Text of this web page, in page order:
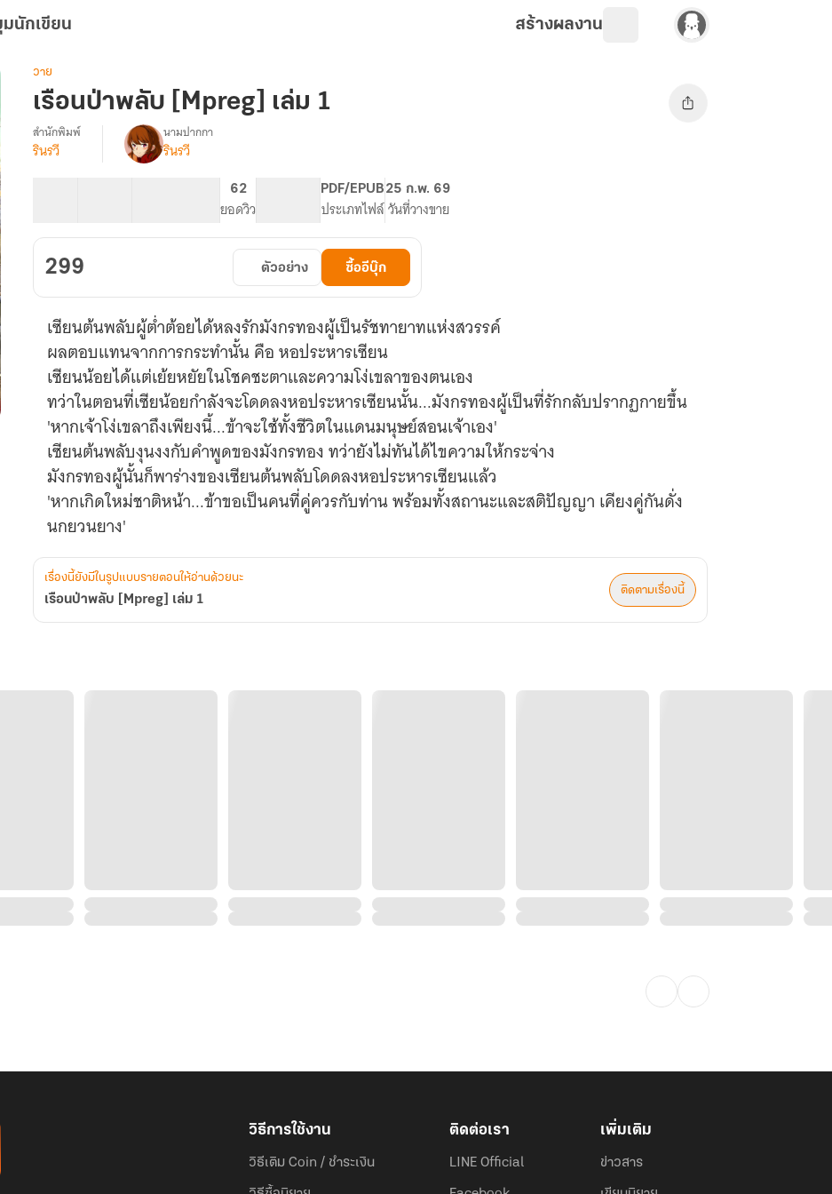
มนักเขียน สร้างผลงาน
วาย
เรือนป่าพลับ [Mpreg] เล่ม 1
เรื่อง
เล่ม
สำนักพิมพ์
รินรวี
นามปากกา
รินรวี
62
ยอดวิว
PDF/EPUB
ประเภทไฟล์
25 ก.พ. 69
วันที่วางขาย
299 ตัวอย่าง ซื้ออีบุ๊ก
เซียนต้นพลับผู้ต่ำต้อยได้หลงรักมังกรทองผู้เป็นรัชทายาทแห่งสวรรค์
ผลตอบแทนจากการกระทำนั้น คือ หอประหารเซียน
เซียนน้อยได้แต่เย้ยหยัยในโชคชะตาและความโง่เขลาของตนเอง
ทว่าในตอนที่เซียน้อยกำลังจะโดดลงหอประหารเซียนนั้น...มังกรทองผู้เป็นที่รักกลับปรากฏกายขึ้น
'หากเจ้าโง่เขลาถึงเพียงนี้...ข้าจะใช้ทั้งชีวิตในแดนมนุษย์สอนเจ้าเอง'
เซียนต้นพลับงุนงงกับคำพูดของมังกรทอง ทว่ายังไม่ทันได้ไขความให้กระจ่าง
มังกรทองผู้นั้นก็พาร่างของเซียนต้นพลับโดดลงหอประหารเซียนแล้ว
'หากเกิดใหม่ชาติหน้า...ข้าขอเป็นคนที่คู่ควรกับท่าน พร้อมทั้งสถานะและสติปัญญา เคียงคู่กันดั่ง
นกยวนยาง'
เรื่องนี้ยังมีในรูปแบบรายตอนให้อ่านด้วยนะ
เรือนป่าพลับ [Mpreg] เล่ม 1
ติดตามเรื่องนี้
วิธีการใช้งาน
วิธีเติม Coin / ชำระเงิน
ติดต่อเรา
LINE Official
เพิ่มเติม
ข่าวสาร